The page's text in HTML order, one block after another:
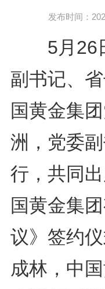
发布时间：
5月26日
副书记、
国黄金集
洲，党委
行，共同
国黄金集
议》签约
成林，中